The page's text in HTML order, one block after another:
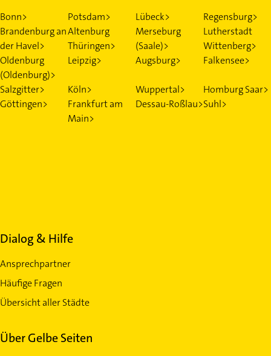
Bonn> Potsdam> Lübeck>
Regensburg>
Brandenburg an
der Havel>
Altenburg
Thüringen>
Merseburg
(Saale)>
Lutherstadt
Wittenberg>
Oldenburg
(Oldenburg)>
Leipzig> Augsburg> Falkensee>
Salzgitter> Köln> Wuppertal>
Homburg Saar>
Göttingen>
Frankfurt am
Main>
Dessau-Roßlau>Suhl>
Dialog & Hilfe
Ansprechpartner
Häufige Fragen
Übersicht aller Städte
Über Gelbe Seiten